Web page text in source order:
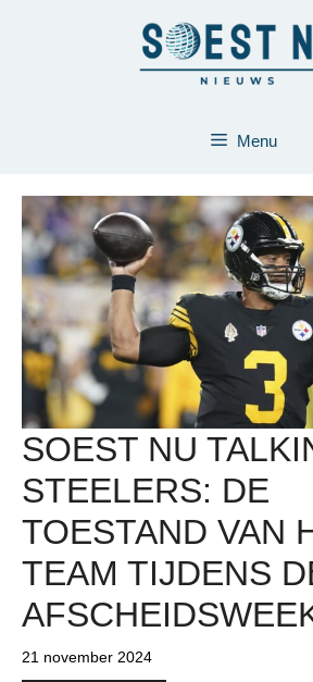
Menu
SOEST NU
STEELERS: DE
TOESTAND VAN
TEAM TIJDENS
21 november 2024